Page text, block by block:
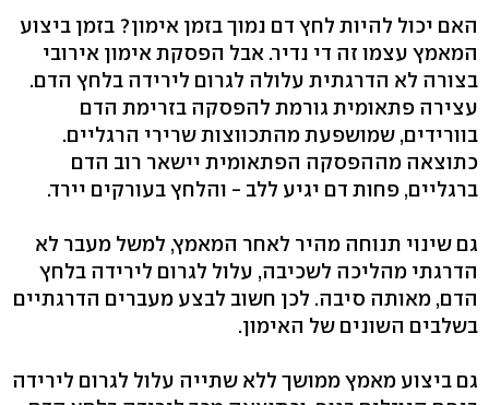
האם יכול להיות לחץ דם נמוך בזמן אימון? בזמן ביצוע
המאמץ עצמו זה די נדיר. אבל הפסקת אימון אירובי
בצורה לא הדרגתית עלולה לגרום לירידה בלחץ הדם.
עצירה פתאומית גורמת להפסקה בזרימת הדם
בוורידים, שמושפעת מהתכווצות שרירי הרגליים.
כתוצאה מההפסקה הפתאומית יישאר רוב הדם
ברגליים, פחות דם יגיע ללב - והלחץ בעורקים יירד.
גם שינוי תנוחה מהיר לאחר המאמץ, למשל מעבר לא
הדרגתי מהליכה לשכיבה, עלול לגרום לירידה בלחץ
הדם, מאותה סיבה. לכן חשוב לבצע מעברים הדרגתיים
בשלבים השונים של האימון.
גם ביצוע מאמץ ממושך ללא שתייה עלול לגרום לירידה